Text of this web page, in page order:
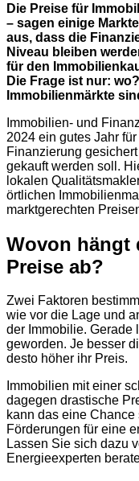
Die Preise für
– sagen einige
aus, dass die
Niveau bleiben
für den
Die Frage ist nur:
Immobilienmärkte
Immobilien- und
2024 ein gutes Jahr
Finanzierung
gekauft werden soll.
lokalen
örtlichen
marktgerechten
Wovon hängt
Preise ab?
Zwei Faktoren
wie vor die Lage und
der Immobilie. Gerade
geworden. Je besser
desto höher ihr Preis.
Immobilien mit einer
dagegen drastische
kann das eine
Förderungen für eine
Lassen Sie sich dazu
Energieexperten